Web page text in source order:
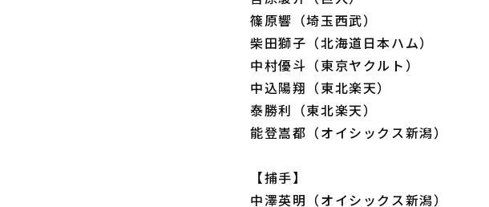
篠原響（埼玉西武）
柴田獅子（北海道日本ハム）
中村優斗（東京ヤクルト）
中込陽翔（東北楽天）
泰勝利（東北楽天）
能登嵩都（オイシックス新潟）
【捕手】
中澤英明（オイシックス新潟）